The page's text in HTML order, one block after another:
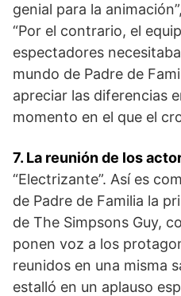
genial para la
“Por el contrario, el
espectadores
mundo de Padre de
apreciar las diferencias
momento en el que el
7. La reunión de los
“Electrizante”. Así es
de Padre de Familia la
de The Simpsons Guy,
ponen voz a los
reunidos en una misma
estalló en un aplauso